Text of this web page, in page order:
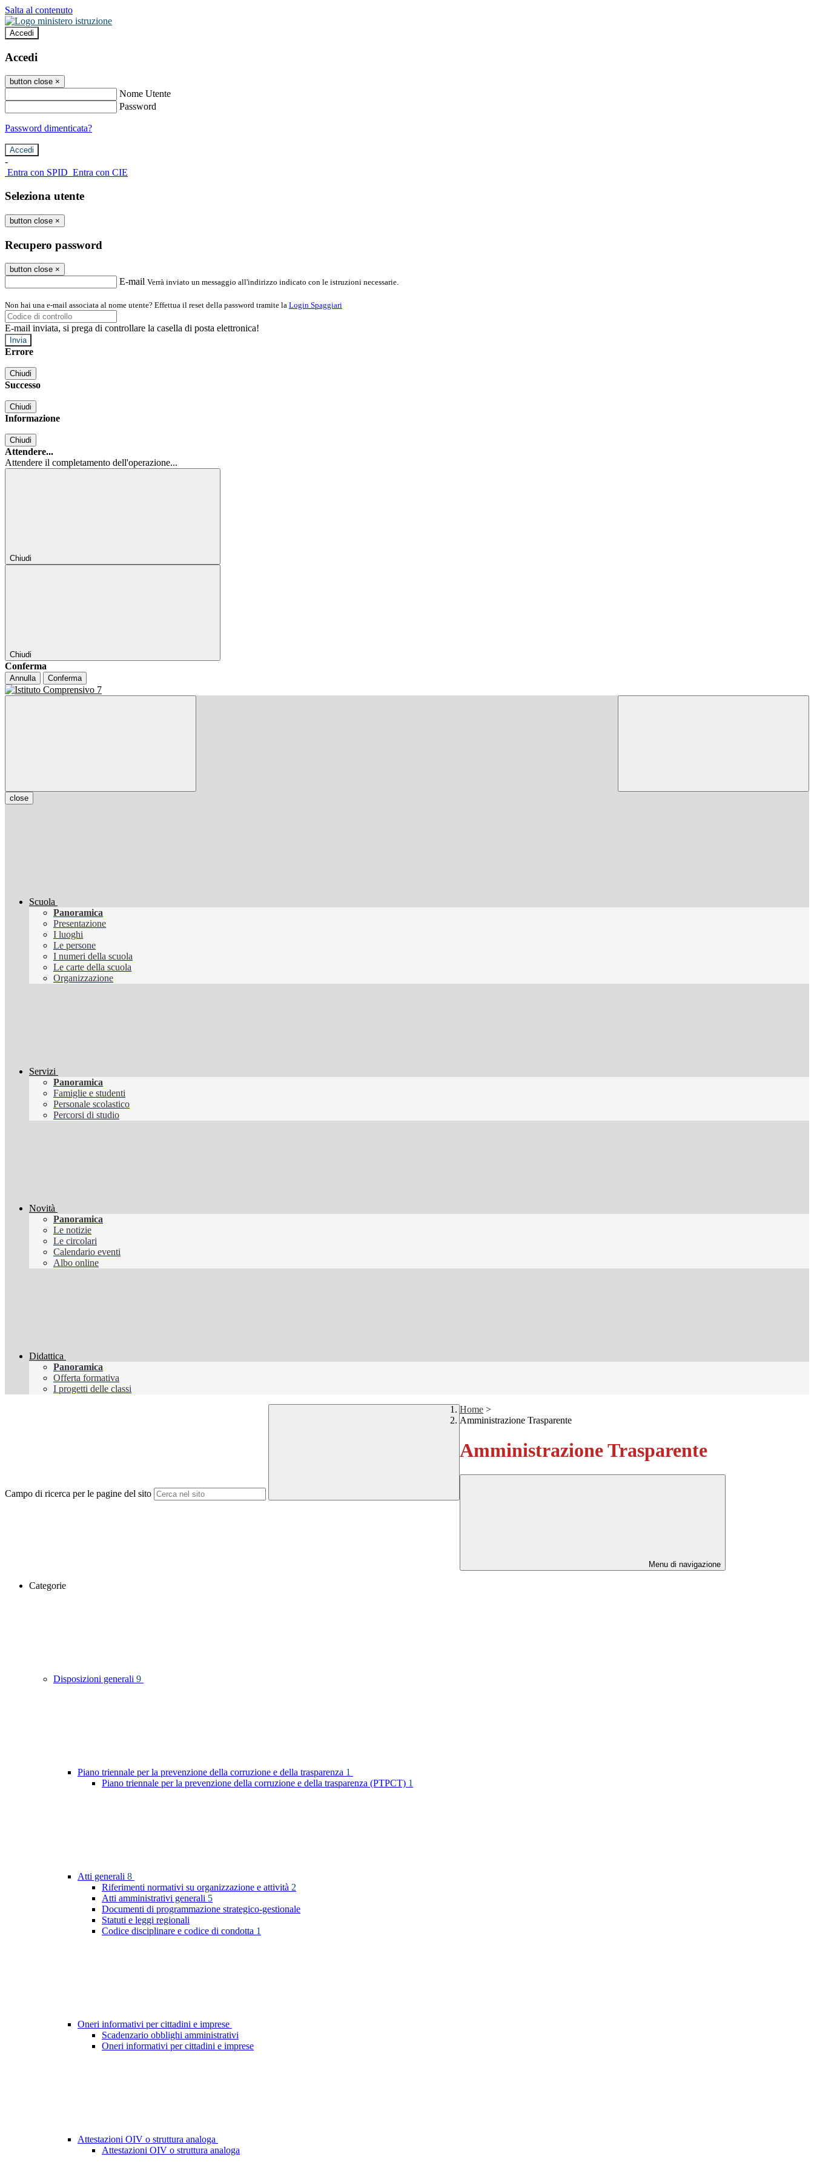
Salta al contenuto
Accedi
Accedi
button close ×
Nome Utente
Password
Password dimenticata?
-
Entra con SPID Entra con CIE
Seleziona utente
button close ×
Recupero password
button close ×
E-mail Verrà inviato un messaggio all'indirizzo indicato con le istruzioni necessarie.
Non hai una e-mail associata al nome utente? Effettua il reset della password tramite la Login Spaggiari
E-mail inviata, si prega di controllare la casella di posta elettronica!
Errore
Chiudi
Successo
Chiudi
Informazione
Chiudi
Attendere...
Attendere il completamento dell'operazione...
Chiudi
Chiudi
Conferma
Annulla Conferma
close
Scuola
Panoramica
Presentazione
I luoghi
Le persone
I numeri della scuola
Le carte della scuola
Organizzazione
Servizi
Panoramica
Famiglie e studenti
Personale scolastico
Percorsi di studio
Novità
Panoramica
Le notizie
Le circolari
Calendario eventi
Albo online
Didattica
Panoramica
Offerta formativa
I progetti delle classi
Campo di ricerca per le pagine del sito
Home >
Amministrazione Trasparente
Amministrazione Trasparente
Menu di navigazione
Categorie
Disposizioni generali 9
Piano triennale per la prevenzione della corruzione e della trasparenza 1
Piano triennale per la prevenzione della corruzione e della trasparenza (PTPCT) 1
Atti generali 8
Riferimenti normativi su organizzazione e attività 2
Atti amministrativi generali 5
Documenti di programmazione strategico-gestionale
Statuti e leggi regionali
Codice disciplinare e codice di condotta 1
Oneri informativi per cittadini e imprese
Scadenzario obblighi amministrativi
Oneri informativi per cittadini e imprese
Attestazioni OIV o struttura analoga
Attestazioni OIV o struttura analoga